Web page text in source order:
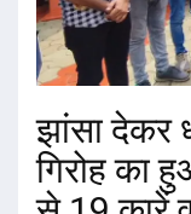
झांसा देकर
गिरोह का